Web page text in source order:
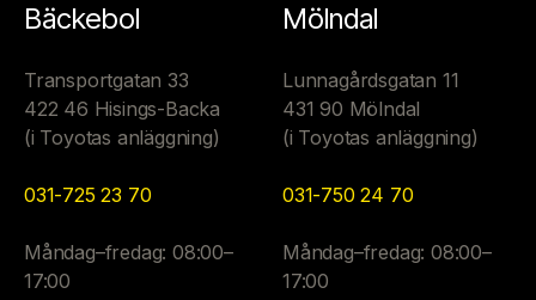
Bäckebol
Transportgatan 33
422 46 Hisings-Backa
(i Toyotas anläggning)
031-725 23 70
Måndag–fredag: 08:00–
17:00
Mölndal
Lunnagårdsgatan 11
431 90 Mölndal
(i Toyotas anläggning)
031-750 24 70
Måndag–fredag: 08:00–
17:00